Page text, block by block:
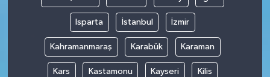
Isparta İstanbul İzmir
Kahramanmaraş Karabük Karaman
Kars Kastamonu Kayseri Kilis